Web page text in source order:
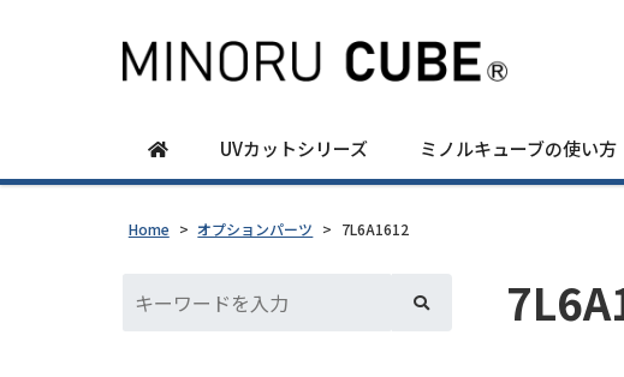
UVカットシリーズ ミノルキューブの使い方
Home > オプションパーツ > 7L6A1612